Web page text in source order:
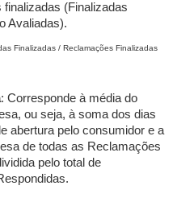
(Finalizadas
Avaliadas).
Finalizadas / Reclamações Finalizadas
: Corresponde à média do
ou seja, à soma dos dias
abertura pelo consumidor e a
de todas as Reclamações
pelo total de